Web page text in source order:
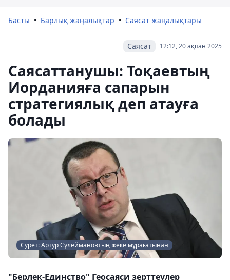
Басты Барлық жаңалықтар Саясат жаңалықтары
12:12, 20 ақпан 2025
Саясат
Саясаттанушы: Тоқаевтың
Иорданияға сапарын
стратегиялық деп атауға
болады
Сурет: Артур Сүлеймановтың жеке мұрағатынан
"Берлек-Единство" Геосаяси зерттеулер